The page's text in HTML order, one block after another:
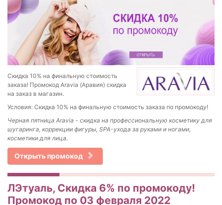
Скидка 10% на финальную стоимость
заказа! Промокод Aravia (Аравия) скидка
на заказ в магазин.
Условия: Скидка 10% на финальную стоимость заказа по промокоду!
Черная пятница Aravia - скидка на профессиональную косметику для
шугаринга, коррекции фигуры, SPA-ухода за руками и ногами,
косметики для лица.
Открыть промокод
ЛЭтуаль, Скидка 6% по промокоду!
Промокод по 03 февраля 2022